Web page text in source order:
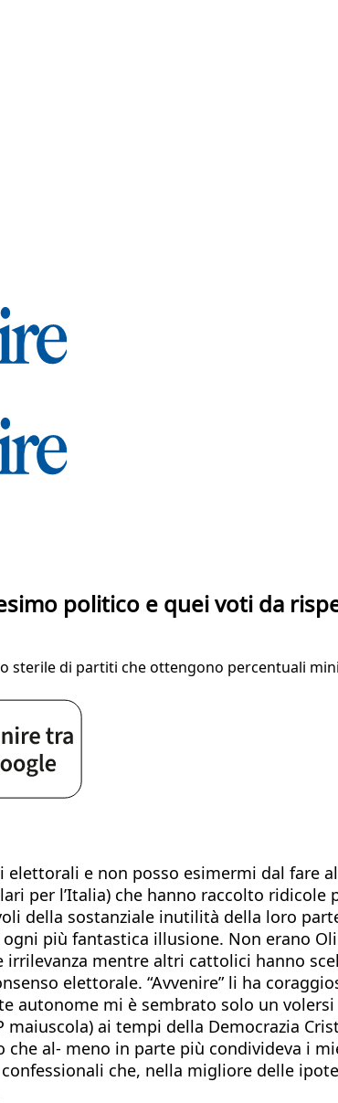
politico e quei voti da
sterile di partiti che ottengono percentuali
e non posso esimermi dal fare
per l’Italia) che hanno raccolto
della sostanziale inutilità della loro
più fantastica illusione. Non erano
irrilevanza mentre altri cattolici hanno
elettorale. “Avvenire” li ha
autonome mi è sembrato solo un
maiuscola) ai tempi della Democrazia
che al- meno in parte più condivideva i
che, nella migliore delle